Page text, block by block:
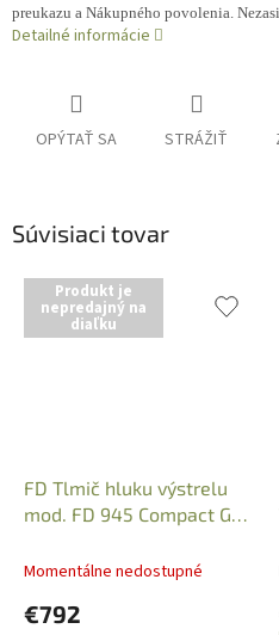
preukazu a Nákupného povolenia.
Detailné informácie
OPÝTAŤ SA STRÁŽIŤ
Súvisiaci tovar
Produkt je
nepredajný na
diaľku
FD Tlmič hluku výstrelu
mod. FD 945 Compact G45
Momentálne nedostupné
€792